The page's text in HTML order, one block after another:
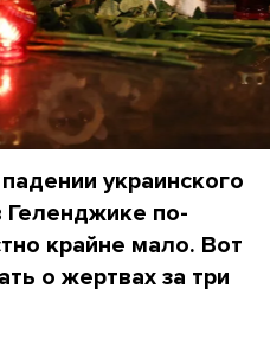
украинского
Геленджике по-
крайне мало. Вот
о жертвах за три